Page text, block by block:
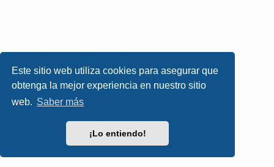
Este sitio web utiliza cookies para asegurar que
obtenga la mejor experiencia en nuestro sitio
web. Saber más
¡Lo entiendo!